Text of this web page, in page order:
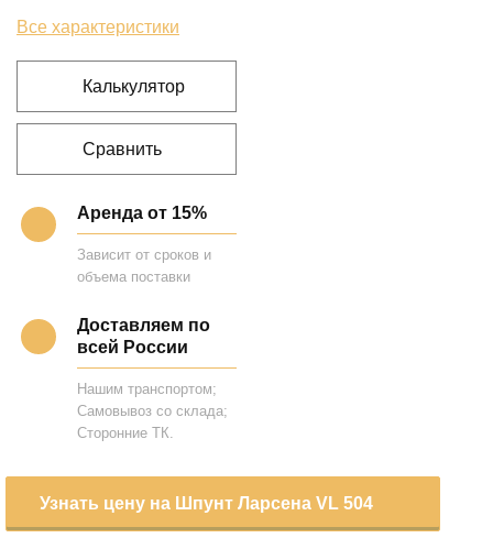
Все характеристики
Калькулятор
Сравнить
Аренда от 15%
Зависит от сроков и
объема поставки
Доставляем по
всей России
Нашим транспортом;
Самовывоз со склада;
Сторонние ТК.
Узнать цену на Шпунт Ларсена VL 504